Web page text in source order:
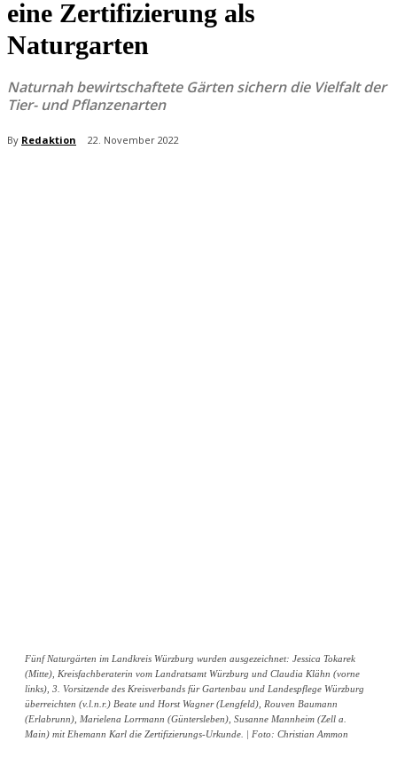
eine Zertifizierung als
Naturgarten
Naturnah bewirtschaftete Gärten sichern die Vielfalt der
Tier- und Pflanzenarten
By Redaktion 22. November 2022
Fünf Naturgärten im Landkreis Würzburg wurden ausgezeichnet: Jessica Tokarek
(Mitte), Kreisfachberaterin vom Landratsamt Würzburg und Claudia Klähn (vorne
links), 3. Vorsitzende des Kreisverbands für Gartenbau und Landespflege Würzburg
überreichten (v.l.n.r.) Beate und Horst Wagner (Lengfeld), Rouven Baumann
(Erlabrunn), Marielena Lorrmann (Güntersleben), Susanne Mannheim (Zell a.
Main) mit Ehemann Karl die Zertifizierungs-Urkunde. | Foto: Christian Ammon